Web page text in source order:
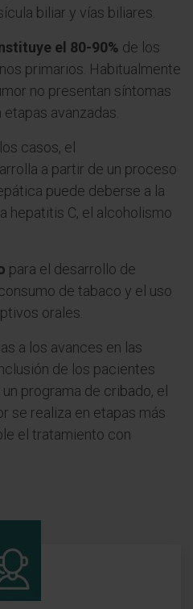
biliar y vías biliares.
el 80-90% de los
primarios. Habitualmente
no presentan síntomas
avanzadas.
casos, el
a partir de un proceso
puede deberse a la
hepatitis C, el alcoholismo
para el desarrollo de
de tabaco y el uso
orales.
a los avances en las
de los pacientes
programa de cribado, el
se realiza en etapas más
el tratamiento con